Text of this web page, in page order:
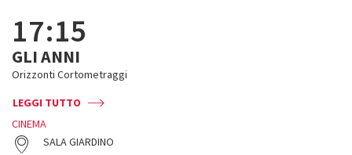
17:15
GLI ANNI
Orizzonti Cortometraggi
LEGGI TUTTO
CINEMA
SALA GIARDINO